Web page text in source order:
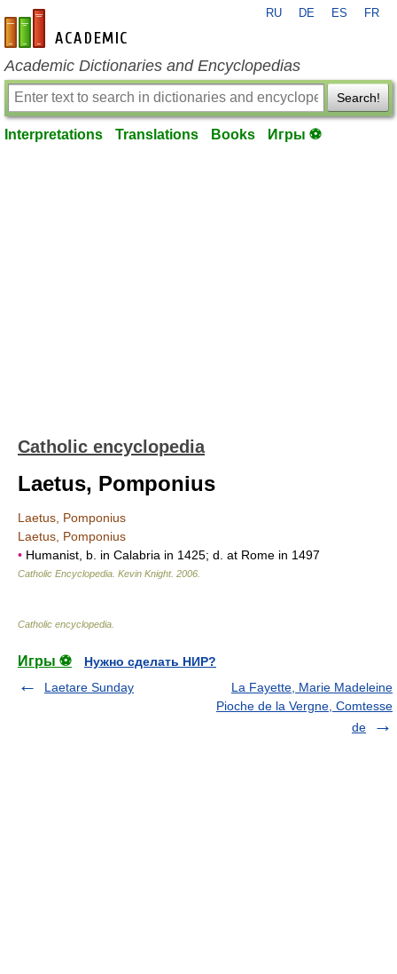
en-academic.com
RU DE ES FR
Academic Dictionaries and Encyclopedias
Search!
Interpretations Translations Books Игры ⚽
Catholic encyclopedia
Laetus, Pomponius
Laetus, Pomponius
Laetus, Pomponius
• Humanist, b. in Calabria in 1425; d. at Rome in 1497
Catholic Encyclopedia Kevin Knight. 2006
Catholic encyclopedia
Игры ⚽
Нужно сделать НИР?
Laetare Sunday
La Fayette, Marie Madeleine
Pioche de la Vergne, Comtesse
de